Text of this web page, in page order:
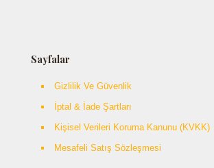
Sayfalar
Gizlilik Ve Güvenlik
İptal & İade Şartları
Kişisel Verileri Koruma Kanunu (KVKK)
Mesafeli Satış Sözleşmesi